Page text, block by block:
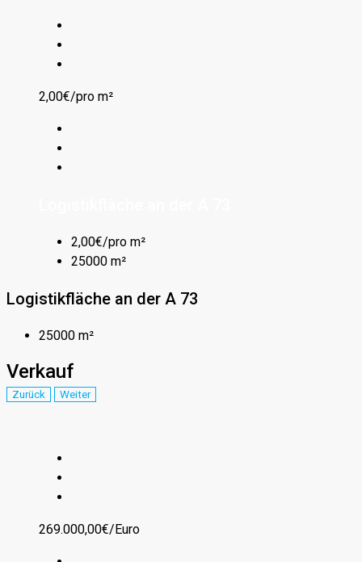
2,00€/pro m²
2,00€/pro m²
25000 m²
Logistikfläche an der A 73
25000 m²
Verkauf
Zurück Weiter
269.000,00€/Euro